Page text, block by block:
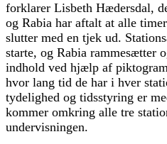
forklarer Lisbeth Hædersdal,
og Rabia har aftalt at alle
slutter med en tjek ud.
starte, og Rabia rammesætter
indhold ved hjælp af
hvor lang tid de har i hver
tydelighed og tidsstyring er
kommer omkring alle tre
undervisningen.